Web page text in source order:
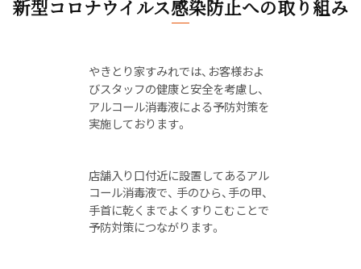
新型コロナウイルス感染防止への取り組み
やきとり家すみれでは、お客様およ
びスタッフの健康と安全を考慮し、
アルコール消毒液による予防対策を
実施しております。
店舗入り口付近に設置してあるアル
コール消毒液で、 手のひら、手の甲、
手首に乾くまでよくすりこむことで
予防対策につながります。